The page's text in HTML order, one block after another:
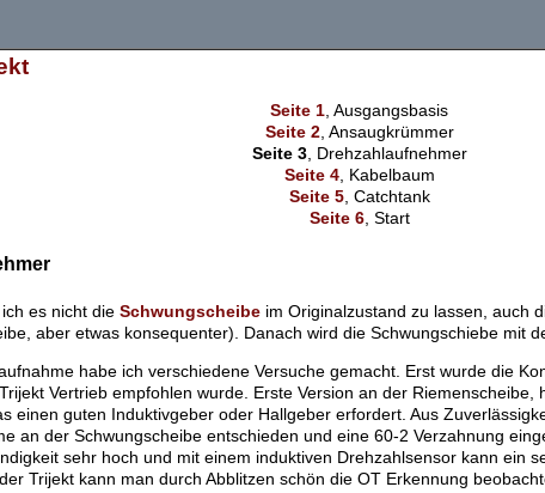
Seite 1 , Ausgangsbasis
Seite 2, Ansaugkrümmer
Seite 3, Drehzahlaufnehmer
Seite 4, Kabelbaum
Seite 5, Catchtank
Seite 6, Start
es nicht die Schwungscheibe im Originalzustand zu lassen, auch
aber etwas konsequenter). Danach wird die Schwungschiebe mit
habe ich verschiedene Versuche gemacht. Erst wurde die
Vertrieb empfohlen wurde. Erste Version an der Riemenscheibe,
einen guten Induktivgeber oder Hallgeber erfordert. Aus
an der Schwungscheibe entschieden und eine 60-2 Verzahnung
sehr hoch und mit einem induktiven Drehzahlsensor kann ein
Trijekt kann man durch Abblitzen schön die OT Erkennung